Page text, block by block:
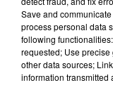
9 octobre 2024 - 2
09.10.2024 - LA
Save and
process personal data
following
requested; Use
other data sources;
information transmitted